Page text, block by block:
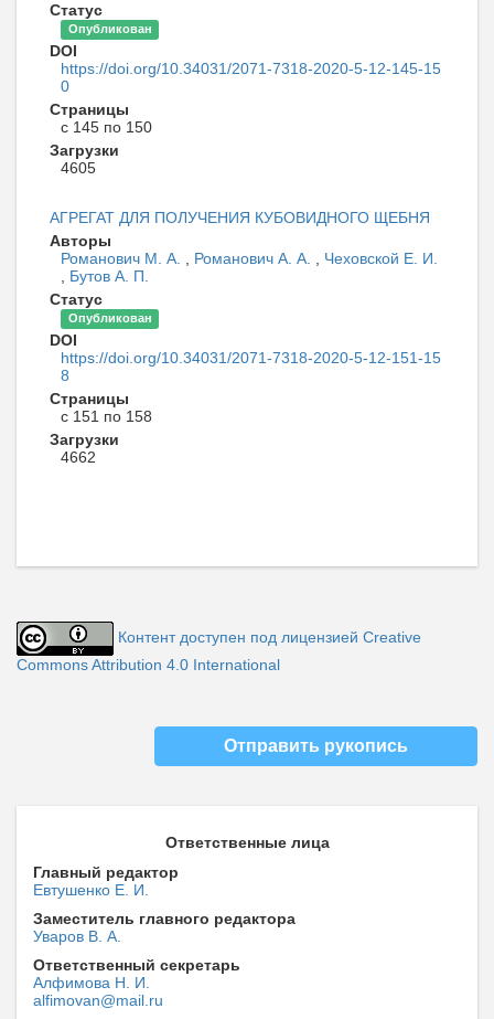
Статус
Опубликован
DOI
https://doi.org/10.34031/2071-7318-2020-5-12-145-15
0
Страницы
с 145 по 150
Загрузки
4605
АГРЕГАТ ДЛЯ ПОЛУЧЕНИЯ КУБОВИДНОГО ЩЕБНЯ
Авторы
Романович М. А. , Романович А. А. , Чеховской Е. И.
, Бутов А. П.
Статус
Опубликован
DOI
https://doi.org/10.34031/2071-7318-2020-5-12-151-15
8
Страницы
с 151 по 158
Загрузки
4662
Контент доступен под лицензией Creative
Commons Attribution 4.0 International
Отправить рукопись
Ответственные лица
Главный редактор
Евтушенко Е. И.
Заместитель главного редактора
Уваров В. А.
Ответственный секретарь
Алфимова Н. И.
alfimovan@mail.ru